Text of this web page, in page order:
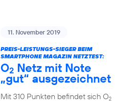
11. November 2019
PREIS-LEISTUNGS-SIEGER BEIM
SMARTPHONE MAGAZIN NETZTEST:
O2 Netz mit Note
„gut“ ausgezeichnet
Mit 310 Punkten befindet sich O2